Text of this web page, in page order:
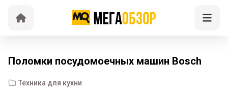
Поломки посудомоечных машин Bosch
Техника для кухни